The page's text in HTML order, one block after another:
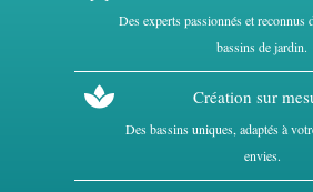
Des experts passionnés et reconnus
bassins de jardin.
Création sur
Des bassins uniques, adaptés à
envies.